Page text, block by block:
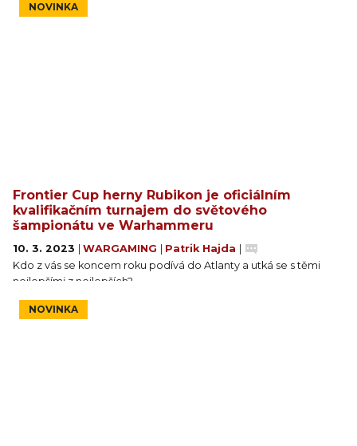
NOVINKA
Frontier Cup herny Rubikon je oficiálním
kvalifikačním turnajem do světového
šampionátu ve Warhammeru
10. 3. 2023 WARGAMING Patrik Hajda
Kdo z vás se koncem roku podívá do Atlanty a utká se s těmi
nejlepšími z nejlepších?
NOVINKA